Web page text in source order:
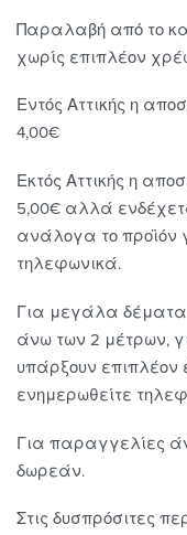
Παραλαβή από το
χωρίς επιπλέον
Εντός Αττικής η
4,00€
Εκτός Αττικής η
5,00€ αλλά
ανάλογα το προϊόν
τηλεφωνικά.
Για μεγάλα δέματα
άνω των 2 μέτρων,
υπάρξουν επιπλέον
ενημερωθείτε
Για παραγγελίες
δωρεάν.
Στις δυσπρόσιτες